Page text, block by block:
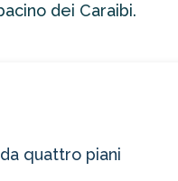
dei Caraibi.
quattro piani
del nostro 4-2-1